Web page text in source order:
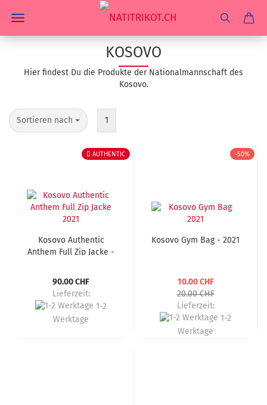
KOSOVO
Hier findest Du die Produkte der Nationalmannschaft des
Kosovo.
Sortieren nach 1
AUTHENTIC
Kosovo Authentic
Anthem Full Zip Jacke -
90.00 CHF
Lieferzeit:
1-2
Werktage
-50%
Kosovo Gym Bag - 2021
10.00 CHF
20.00 CHF
Lieferzeit:
1-2
Werktage